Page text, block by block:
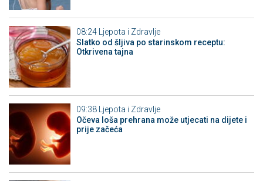
08:24
Ljepota i Zdravlje
Slatko od šljiva po starinskom receptu:
Otkrivena tajna
09:38 Ljepota i Zdravlje
Očeva loša prehrana može utjecati na dijete i
prije začeća